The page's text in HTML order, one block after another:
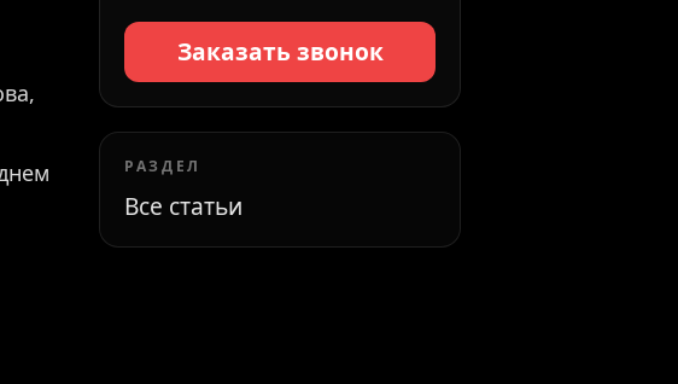
Заказать звонок
РАЗДЕЛ
Все статьи